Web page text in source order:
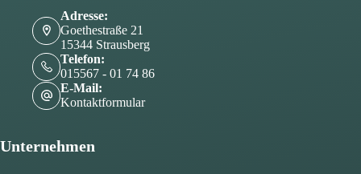
Adresse:
Goethestraße 21
15344 Strausberg
Telefon:
015567 - 01 74 86
E-Mail:
Kontaktformular
Unternehmen